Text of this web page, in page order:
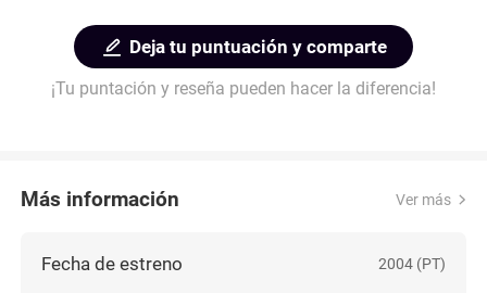
Deja tu puntuación y comparte
¡Tu puntación y reseña pueden hacer la diferencia!
Más información Ver más
Fecha de estreno 2004 (PT)